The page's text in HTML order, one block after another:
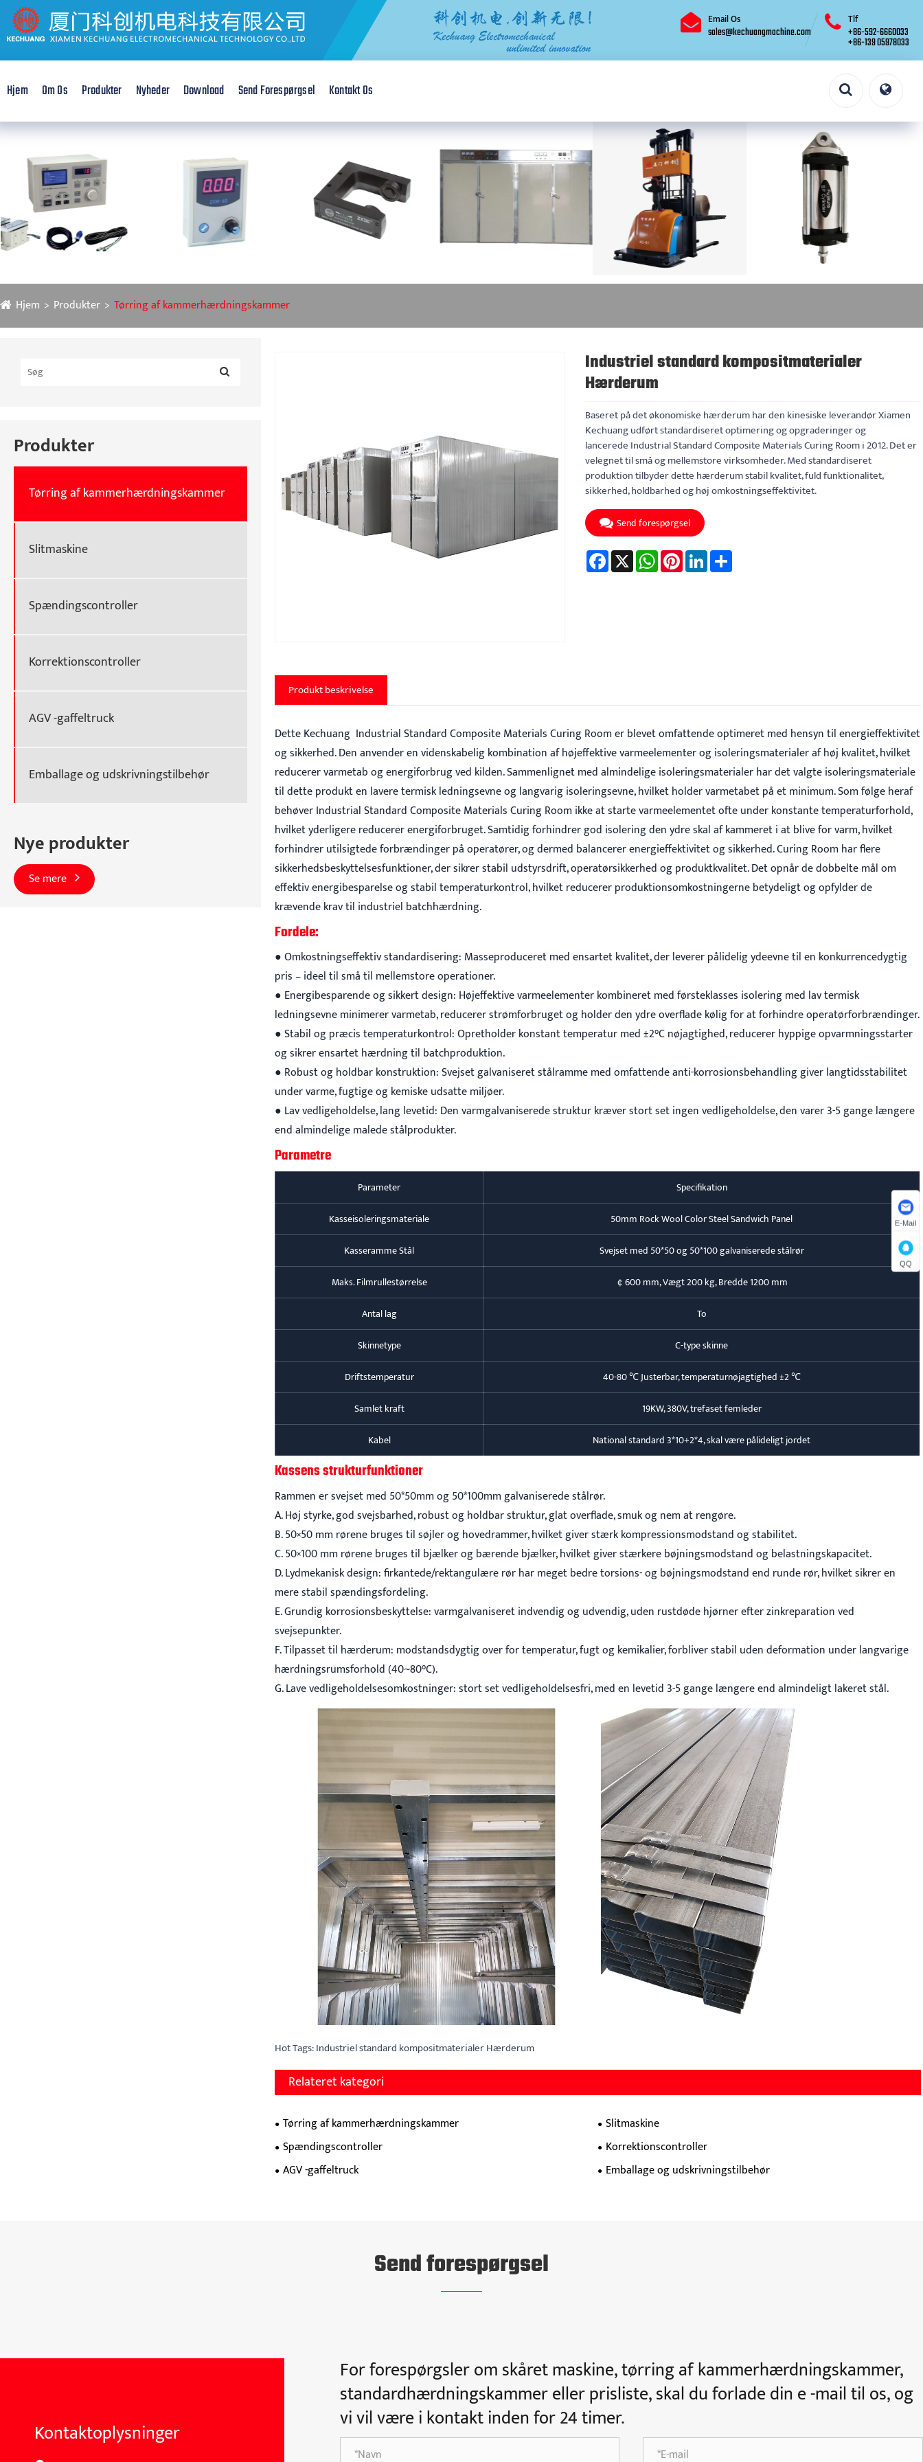
Email Os
sales@kechuangmachine.com
Tlf
+86-592-6660033
+86-139 05978033
Hjem Om Os Produkter Nyheder Download Send Forespørgsel Kontakt Os
Hjem Produkter Tørring af kammerhærdningskammer
Produkter
Tørring af kammerhærdningskammer
Slitmaskine
Spændingscontroller
Korrektionscontroller
AGV -gaffeltruck
Emballage og udskrivningstilbehør
Nye produkter
Se mere
Industriel standard kompositmaterialer
Hærderum
Baseret på det økonomiske hærderum har den kinesiske leverandør Xiamen
Kechuang udført standardiseret optimering og opgraderinger og
lancerede Industrial Standard Composite Materials Curing Room i 2012. Det er
velegnet til små og mellemstore virksomheder. Med standardiseret
produktion tilbyder dette hærderum stabil kvalitet, fuld funktionalitet,
sikkerhed, holdbarhed og høj omkostningseffektivitet.
Send forespørgsel
Facebook
X WhatsAppPinterestLinkedInShare
Produkt beskrivelse
Dette Kechuang Industrial Standard Composite Materials Curing Room er blevet omfattende optimeret med hensyn til energieffektivitet
og sikkerhed. Den anvender en videnskabelig kombination af højeffektive varmeelementer og isoleringsmaterialer af høj kvalitet, hvilket
reducerer varmetab og energiforbrug ved kilden. Sammenlignet med almindelige isoleringsmaterialer har det valgte isoleringsmateriale
til dette produkt en lavere termisk ledningsevne og langvarig isoleringsevne, hvilket holder varmetabet på et minimum. Som følge heraf
behøver Industrial Standard Composite Materials Curing Room ikke at starte varmeelementet ofte under konstante temperaturforhold,
hvilket yderligere reducerer energiforbruget. Samtidig forhindrer god isolering den ydre skal af kammeret i at blive for varm, hvilket
forhindrer utilsigtede forbrændinger på operatører, og dermed balancerer energieffektivitet og sikkerhed. Curing Room har flere
sikkerhedsbeskyttelsesfunktioner, der sikrer stabil udstyrsdrift, operatørsikkerhed og produktkvalitet. Det opnår de dobbelte mål om
effektiv energibesparelse og stabil temperaturkontrol, hvilket reducerer produktionsomkostningerne betydeligt og opfylder de
krævende krav til industriel batchhærdning.
Fordele:
● Omkostningseffektiv standardisering: Masseproduceret med ensartet kvalitet, der leverer pålidelig ydeevne til en konkurrencedygtig
pris – ideel til små til mellemstore operationer.
● Energibesparende og sikkert design: Højeffektive varmeelementer kombineret med førsteklasses isolering med lav termisk
ledningsevne minimerer varmetab, reducerer strømforbruget og holder den ydre overflade kølig for at forhindre operatørforbrændinger.
● Stabil og præcis temperaturkontrol: Opretholder konstant temperatur med ±2°C nøjagtighed, reducerer hyppige opvarmningsstarter
og sikrer ensartet hærdning til batchproduktion.
● Robust og holdbar konstruktion: Svejset galvaniseret stålramme med omfattende anti-korrosionsbehandling giver langtidsstabilitet
under varme, fugtige og kemiske udsatte miljøer.
● Lav vedligeholdelse, lang levetid: Den varmgalvaniserede struktur kræver stort set ingen vedligeholdelse, den varer 3-5 gange længere
end almindelige malede stålprodukter.
Parametre
Parameter
Specifikation
Kasseisoleringsmateriale
50mm Rock Wool Color Steel Sandwich Panel
Kasseramme Stål
Svejset med 50*50 og 50*100 galvaniserede stålrør
Maks. Filmrullestørrelse
￠600 mm, Vægt 200 kg, Bredde 1200 mm
Antal lag
To
Skinnetype
C-type skinne
Driftstemperatur
40-80 ℃ Justerbar, temperaturnøjagtighed ±2 ℃
Samlet kraft
19KW, 380V, trefaset femleder
Kabel
National standard 3*10+2*4, skal være pålideligt jordet
Kassens strukturfunktioner
Rammen er svejset med 50*50mm og 50*100mm galvaniserede stålrør.
A. Høj styrke, god svejsbarhed, robust og holdbar struktur, glat overflade, smuk og nem at rengøre.
B. 50×50 mm rørene bruges til søjler og hovedrammer, hvilket giver stærk kompressionsmodstand og stabilitet.
C. 50×100 mm rørene bruges til bjælker og bærende bjælker, hvilket giver stærkere bøjningsmodstand og belastningskapacitet.
D. Lydmekanisk design: firkantede/rektangulære rør har meget bedre torsions- og bøjningsmodstand end runde rør, hvilket sikrer en
mere stabil spændingsfordeling.
E. Grundig korrosionsbeskyttelse: varmgalvaniseret indvendig og udvendig, uden rustdøde hjørner efter zinkreparation ved
svejsepunkter.
F. Tilpasset til hærderum: modstandsdygtig over for temperatur, fugt og kemikalier, forbliver stabil uden deformation under langvarige
hærdningsrumsforhold (40~80°C).
G. Lave vedligeholdelsesomkostninger: stort set vedligeholdelsesfri, med en levetid 3-5 gange længere end almindeligt lakeret stål.
Hot Tags: Industriel standard kompositmaterialer Hærderum
Relateret kategori
Tørring af kammerhærdningskammer
Slitmaskine
Spændingscontroller
Korrektionscontroller
AGV -gaffeltruck
Emballage og udskrivningstilbehør
Send forespørgsel
Kontaktoplysninger
For forespørgsler om skåret maskine, tørring af kammerhærdningskammer,
standardhærdningskammer eller prisliste, skal du forlade din e -mail til os, og
vi vil være i kontakt inden for 24 timer.
E-Mail
QQ